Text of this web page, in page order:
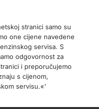
stranici samo su
one cijene navedene
servisa. S
odgovornost za
i preporučujemo
s cijenom,
servisu.«'